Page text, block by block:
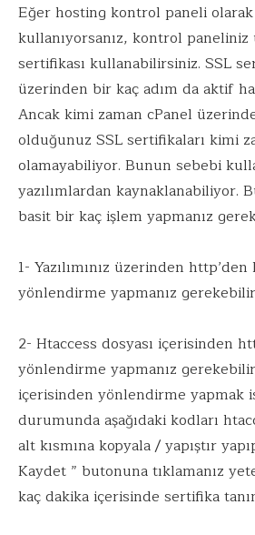
Eğer hosting kontrol paneli
kullanıyorsanız, kontrol
sertifikası kullanabilirsiniz. SSL
üzerinden bir kaç adım da aktif
Ancak kimi zaman cPanel
olduğunuz SSL sertifikaları kimi
olamayabiliyor. Bunun sebebi
yazılımlardan kaynaklanabiliyor.
basit bir kaç işlem yapmanız
1- Yazılımınız üzerinden http’den
yönlendirme yapmanız gerekebilir
2- Htaccess dosyası içerisinden
yönlendirme yapmanız
içerisinden yönlendirme yapmak
durumunda aşağıdaki kodları
alt kısmına kopyala / yapıştır
Kaydet ” butonuna tıklamanız
kaç dakika içerisinde sertifika